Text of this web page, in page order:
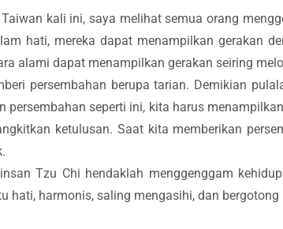
kali ini, saya melihat semua orang
hati, mereka dapat menampilkan gerakan
alami dapat menampilkan gerakan seiring
persembahan berupa tarian. Demikian
persembahan seperti ini, kita harus
ketulusan. Saat kita memberikan
Tzu Chi hendaklah menggenggam
hati, harmonis, saling mengasihi, dan bergotong